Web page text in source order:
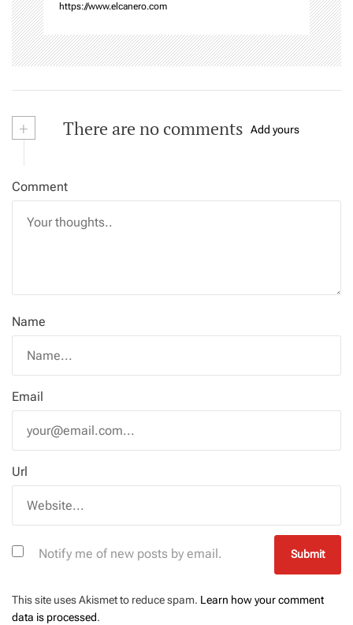
n
https://www.elcanero.com
+ There are no comments Add yours
Comment
Name
Email
Url
Notify me of new posts by email.
This site uses Akismet to reduce spam. Learn how your comment
data is processed.